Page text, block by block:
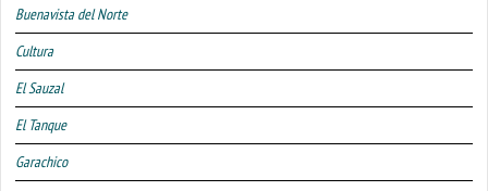
Buenavista del Norte
Cultura
El Sauzal
El Tanque
Garachico